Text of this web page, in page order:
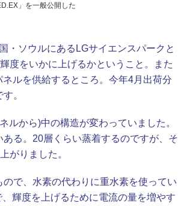
」を一般公開した
・ソウルにあるLGサイエンスパークと
度をいかに上げるかということ。また
ルを供給するところ。今年4月出荷分
。
ルから)中の構造が変わっていました。
る。20層くらい蒸着するのですが、そ
がりました。
で、水素の代わりに重水素を使ってい
輝度を上げるために電流の量を増やす